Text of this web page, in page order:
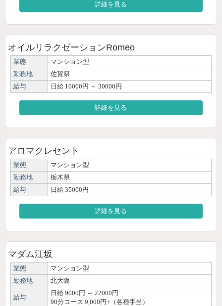
詳細を見る
オイルリラクゼーションRomeo
業態
マンション型
勤務地
佐賀県
給与
日給 10000円 ～ 30000円
詳細を見る
アロマクレセント
業態
マンション型
勤務地
栃木県
給与
日給 35000円
詳細を見る
マダム江坂
業態
マンション型
勤務地
北大阪
給与
日給 9000円 ～ 22000円
90分コース 9,000円+（各種手当）